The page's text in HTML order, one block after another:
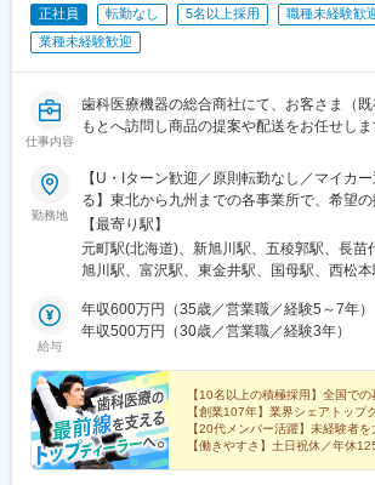
正社員 転勤なし 5名以上採用
職種未経験歓
業種未経験歓迎
仕事内容
歯科医療機器の総合商社にて、お客さま（
もとへ訪問し商品の提案や配送をお任せし
勤務地
【U・Iターン歓迎／原則転勤なし／マイカ
る】東北から九州までの各事業所で、希望の
す！＜北海道エリア＞■札幌支店■旭川店■函
八戸店■盛岡支店■秋田店■仙台支店■山形営
甲府支店■松本支店■長野店■長岡店＜首都圏
玉鴻巣店■厚木支店■横浜支店■高崎営業所■
（八王子支店内）＜東海エリア＞■岡崎支店■
路店＜九州エリア＞■鹿児島支店■熊本店■沖
8518 愛知県豊橋市八町通5-7☆豊橋駅より
『豊橋公園前下車』徒歩5分※敷地内喫煙可能
【最寄り駅】
元町駅(北海道)、新旭川駅、五稜郭駅、長苗
旭川駅、富沢駅、東金井駅、国母駅、西松
葉キャンパス駅、北与野駅、鴻巣駅、本厚木
駅、高崎駅、京王八王子駅、美合駅、助信駅
駅、神水交差点駅、美栄橋駅、日の出駅(東
駅、八王子駅、ドーム前千代崎駅、騎射場駅
ノ水駅、関内駅、九条駅(大阪府)、二中通駅
給与
年収600万円（35歳／営業職／経験5～7年）
年収500万円（30歳／営業職／経験3年）
【10名以上の積極採用】全国での
【創業107年】業界シェアトップ
【20代メンバー活躍】未経験者を
【働きやすさ】土日祝休／年休